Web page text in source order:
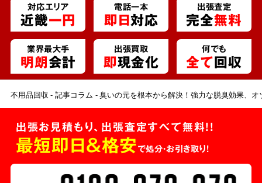
対応エリア
近畿一円
電話一本
即日対応
出張査定
完全無料
業界最大手
明朗会計
出張買取
即現金化
何でも
全て回収
不用品回収 記事コラム 臭いの元を根本から解決！強力な脱臭効果、
出張お見積もり、出張査定すべて無料!!
最短即日＆格安で処分・お引き取り！